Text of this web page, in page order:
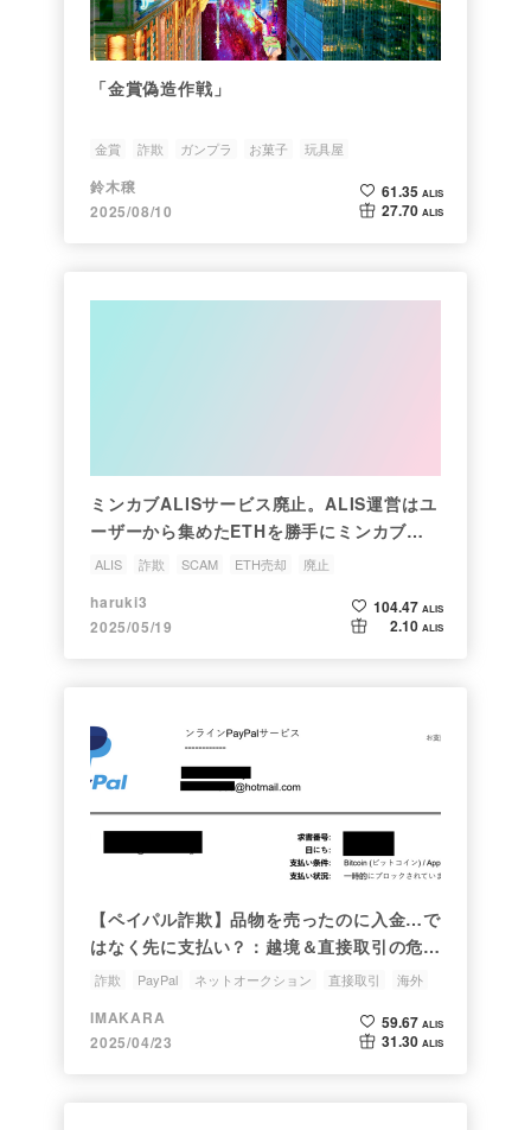
「金賞偽造作戦」
金賞 詐欺 ガンプラ お菓子 玩具屋
鈴木穣
2025/08/10
61.35 ALIS
27.70 ALIS
ミンカブALISサービス廃止。ALIS運営はユ
ーザーから集めたETHを勝手にミンカブ売
却しただけ
ALIS 詐欺 SCAM ETH売却 廃止
haruki3
2025/05/19
104.47 ALIS
2.10 ALIS
【ペイパル詐欺】品物を売ったのに入金…で
はなく先に支払い？：越境＆直接取引の危険
性
詐欺 PayPal ネットオークション 直接取引 海外
IMAKARA
2025/04/23
59.67 ALIS
31.30 ALIS